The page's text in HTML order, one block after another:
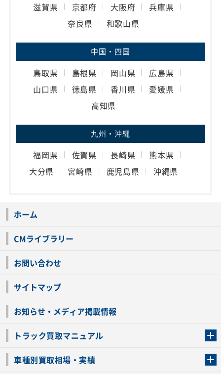
滋賀県 京都府 大阪府
兵庫県
奈良県
和歌山県
中国・四国
鳥取県 島根県 岡山県
広島県
山口県
徳島県 香川県
愛媛県
高知県
九州・沖縄
福岡県 佐賀県 長崎県
熊本県
大分県
宮崎県 鹿児島県 沖縄県
ホーム
CMライブラリー
お問い合わせ
サイトマップ
お知らせ・メディア掲載情報
トラック買取マニュアル
車種別買取相場・実績